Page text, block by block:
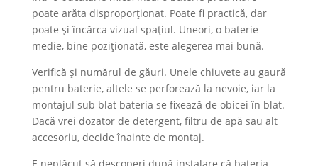
poate arăta disproporționat. Poate fi practică, dar
poate și încărca vizual spațiul. Uneori, o baterie
medie, bine poziționată, este alegerea mai bună.
Verifică și numărul de găuri. Unele chiuvete au gaură
pentru baterie, altele se perforează la nevoie, iar la
montajul sub blat bateria se fixează de obicei în blat.
Dacă vrei dozator de detergent, filtru de apă sau alt
accesoriu, decide înainte de montaj.